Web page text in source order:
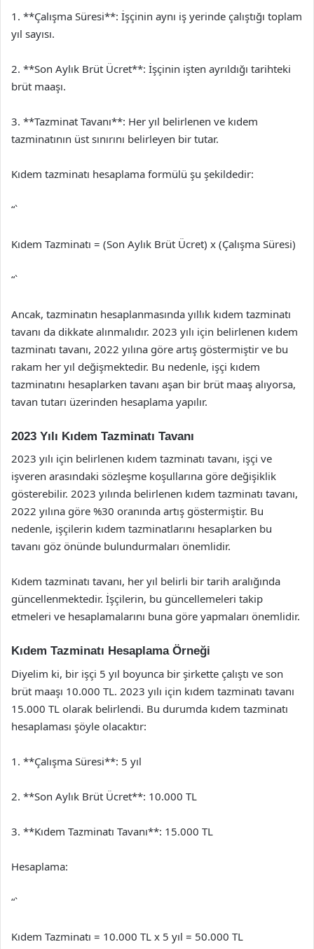
1. **Çalışma Süresi**: İşçinin aynı iş yerinde çalıştığı toplam
yıl sayısı.
2. **Son Aylık Brüt Ücret**: İşçinin işten ayrıldığı tarihteki
brüt maaşı.
3. **Tazminat Tavanı**: Her yıl belirlenen ve kıdem
tazminatının üst sınırını belirleyen bir tutar.
Kıdem tazminatı hesaplama formülü şu şekildedir:
“`
Kıdem Tazminatı = (Son Aylık Brüt Ücret) x (Çalışma Süresi)
“`
Ancak, tazminatın hesaplanmasında yıllık kıdem tazminatı
tavanı da dikkate alınmalıdır. 2023 yılı için belirlenen kıdem
tazminatı tavanı, 2022 yılına göre artış göstermiştir ve bu
rakam her yıl değişmektedir. Bu nedenle, işçi kıdem
tazminatını hesaplarken tavanı aşan bir brüt maaş alıyorsa,
tavan tutarı üzerinden hesaplama yapılır.
2023 Yılı Kıdem Tazminatı Tavanı
2023 yılı için belirlenen kıdem tazminatı tavanı, işçi ve
işveren arasındaki sözleşme koşullarına göre değişiklik
gösterebilir. 2023 yılında belirlenen kıdem tazminatı tavanı,
2022 yılına göre %30 oranında artış göstermiştir. Bu
nedenle, işçilerin kıdem tazminatlarını hesaplarken bu
tavanı göz önünde bulundurmaları önemlidir.
Kıdem tazminatı tavanı, her yıl belirli bir tarih aralığında
güncellenmektedir. İşçilerin, bu güncellemeleri takip
etmeleri ve hesaplamalarını buna göre yapmaları önemlidir.
Kıdem Tazminatı Hesaplama Örneği
Diyelim ki, bir işçi 5 yıl boyunca bir şirkette çalıştı ve son
brüt maaşı 10.000 TL. 2023 yılı için kıdem tazminatı tavanı
15.000 TL olarak belirlendi. Bu durumda kıdem tazminatı
hesaplaması şöyle olacaktır:
1. **Çalışma Süresi**: 5 yıl
2. **Son Aylık Brüt Ücret**: 10.000 TL
3. **Kıdem Tazminatı Tavanı**: 15.000 TL
Hesaplama:
“`
Kıdem Tazminatı = 10.000 TL x 5 yıl = 50.000 TL